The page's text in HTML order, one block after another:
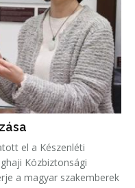
el a Készenléti
Közbiztonsági
a magyar szakemberek